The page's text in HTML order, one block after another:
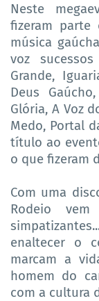
Neste
fizeram
música
voz
Grande,
Deus
Glória, A Voz
Medo, Portal
título ao
o que fizeram
Com uma
Rodeio
enaltecer o
marcam a
homem do
com a cultura